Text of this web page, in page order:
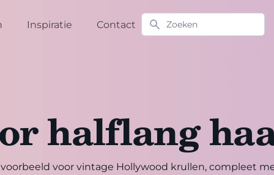
Inspiratie Contact Zoeken
halflang
voor vintage Hollywood krullen, compleet